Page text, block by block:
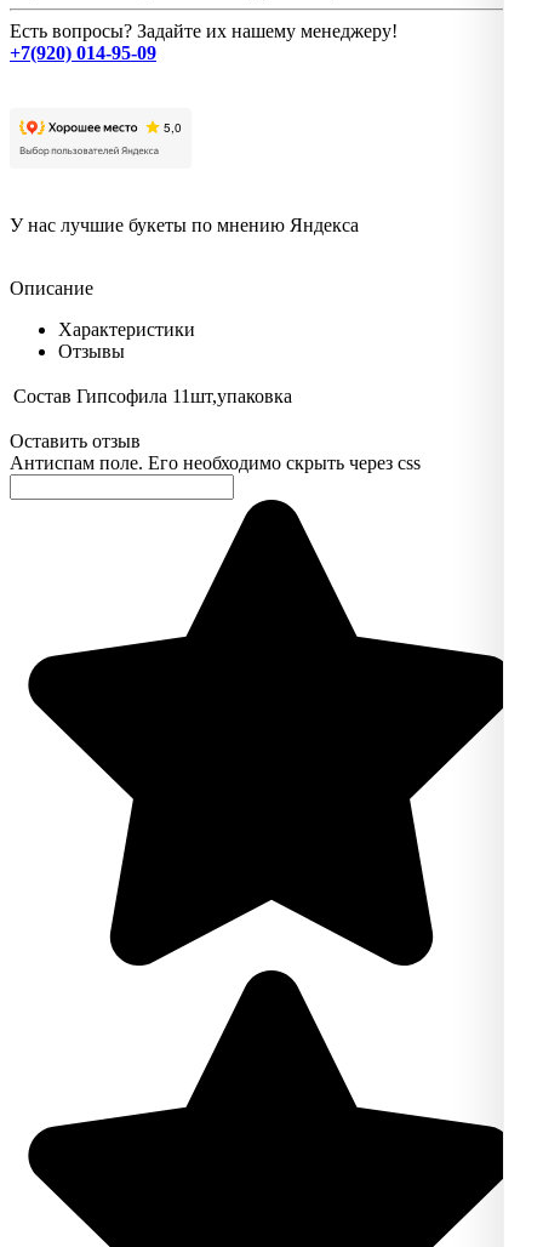
Есть вопросы? Задайте их нашему менеджеру!
+7(920) 014-95-09
У нас лучшие букеты по мнению Яндекса
Описание
Характеристики
Отзывы
Состав Гипсофила 11шт,упаковка
Оставить отзыв
Антиспам поле. Его необходимо скрыть через css